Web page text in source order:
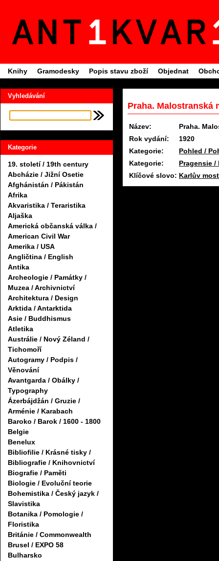
Knihy Gramodesky Popis stavu zboží Objednat
Vyhledávání
Kategorie
19. století / 19th century
Abcházie / Jižní Osetie
Afghánistán / Pákistán
Afrika
Akvaristika / Teraristika
Aljaška
Americká občanská válka /
American Civil War
Amerika / USA
Angličtina / English
Antika
Archeologie / Památky /
Muzea / Archivnictví
Architektura / Design
Arktida / Antarktida
Asie / Buddhismus
Atletika
Austrálie / Nový Zéland /
Tichomoří
Autogramy / Podpis /
Věnování
Avantgarda / Obálky /
Typography
Ázerbájdžán / Gruzie /
Arménie / Karabach
Baroko / Barok / 1600 - 1800
Belgie
Benelux
Bibliofilie / Krásné tisky /
Bibliografie / Knihovnictví
Biografie / Paměti
Biologie / Evoluční teorie
Bohemistika / Český jazyk /
Slavistika
Botanika / Pomologie /
Floristika
Británie / Commonwealth
Brusel / EXPO 58
Bulharsko
Praha. Malostranská
Název:
Praha.
Rok vydání:
1920
Kategorie:
Pohled /
Kategorie:
Pragensie /
Klíčové slovo: Karlův